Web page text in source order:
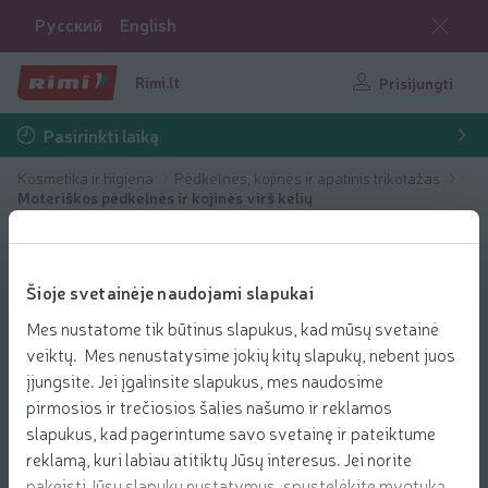
Šioje svetainėje naudojami slapukai
Mes nustatome tik būtinus slapukus, kad mūsų svetainė
veiktų. Mes nenustatysime jokių kitų slapukų, nebent juos
įjungsite. Jei įgalinsite slapukus, mes naudosime
pirmosios ir trečiosios šalies našumo ir reklamos
slapukus, kad pagerintume savo svetainę ir pateiktume
reklamą, kuri labiau atitiktų Jūsų interesus. Jei norite
Русский English
Rimi.lt Prisijungti
Pasirinkti laiką
Kosmetika ir higiena
Pėdkelnės, kojinės ir apatinis trikotažas
Moteriškos pėdkelnės ir kojinės virš kelių